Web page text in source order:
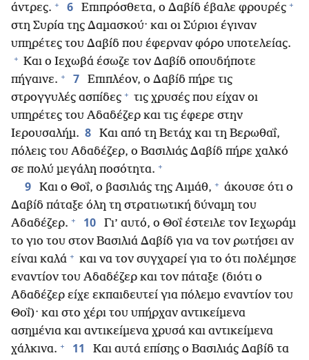
άντρες. + 6 Επιπρόσθετα, ο Δαβίδ έβαλε φρουρές +
στη Συρία της Δαμασκού· και οι Σύριοι έγιναν
υπηρέτες του Δαβίδ που έφερναν φόρο υποτελείας.
+ Και ο Ιεχωβά έσωζε τον Δαβίδ οπουδήποτε
πήγαινε. + 7
Επιπλέον, ο Δαβίδ πήρε τις
στρογγυλές ασπίδες + τις χρυσές που είχαν οι
υπηρέτες του Αδαδέζερ και τις έφερε στην
Ιερουσαλήμ. 8
Και από τη Βετάχ και τη Βερωθαΐ,
πόλεις του Αδαδέζερ, ο Βασιλιάς Δαβίδ πήρε χαλκό
σε πολύ μεγάλη ποσότητα. +
9 Και ο Θοΐ, ο βασιλιάς της Αιμάθ, + άκουσε ότι ο
Δαβίδ πάταξε όλη τη στρατιωτική δύναμη του
Αδαδέζερ. + 10
Γι’ αυτό, ο Θοΐ έστειλε τον Ιεχωράμ
το γιο του στον Βασιλιά Δαβίδ για να τον ρωτήσει αν
είναι καλά + και να τον συγχαρεί για το ότι πολέμησε
εναντίον του Αδαδέζερ και τον πάταξε (διότι ο
Αδαδέζερ είχε εκπαιδευτεί για πόλεμο εναντίον του
Θοΐ)· και στο χέρι του υπήρχαν αντικείμενα
ασημένια και αντικείμενα χρυσά και αντικείμενα
χάλκινα. + 11
Και αυτά επίσης ο Βασιλιάς Δαβίδ τα